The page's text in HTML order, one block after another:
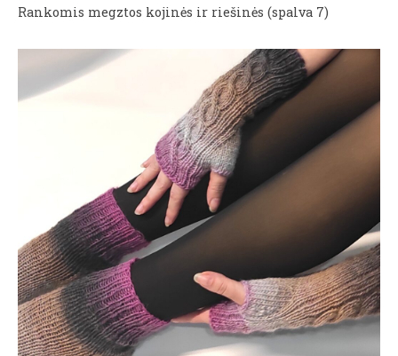
Rankomis megztos kojinės ir riešinės (spalva 7)